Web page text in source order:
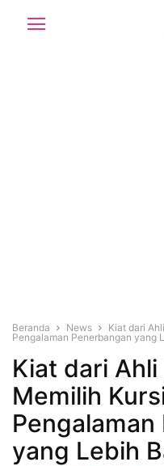
Beranda News
Kiat dari
Pengalaman Penerbangan yang
Kiat dari
Memilih
yang Lebih